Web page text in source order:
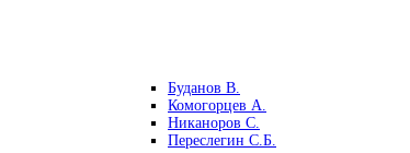
Буданов В.
Комогорцев А.
Никаноров С.
Переслегин С.Б.